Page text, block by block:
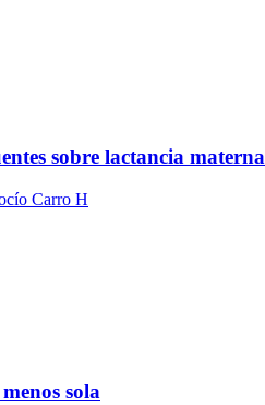
sobre lactancia materna
Carro H
sola